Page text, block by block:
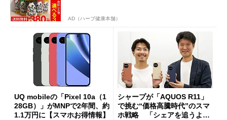
AD（ハーブ健康本舗）
UQ mobileの「Pixel 10a（1
28GB）」がMNPで2年間、約
1.1万円に【スマホお得情報】
シャープが「AQUOS R11」
で挑む“価格高騰時代”のスマ
ホ戦略 「シェアを追うより